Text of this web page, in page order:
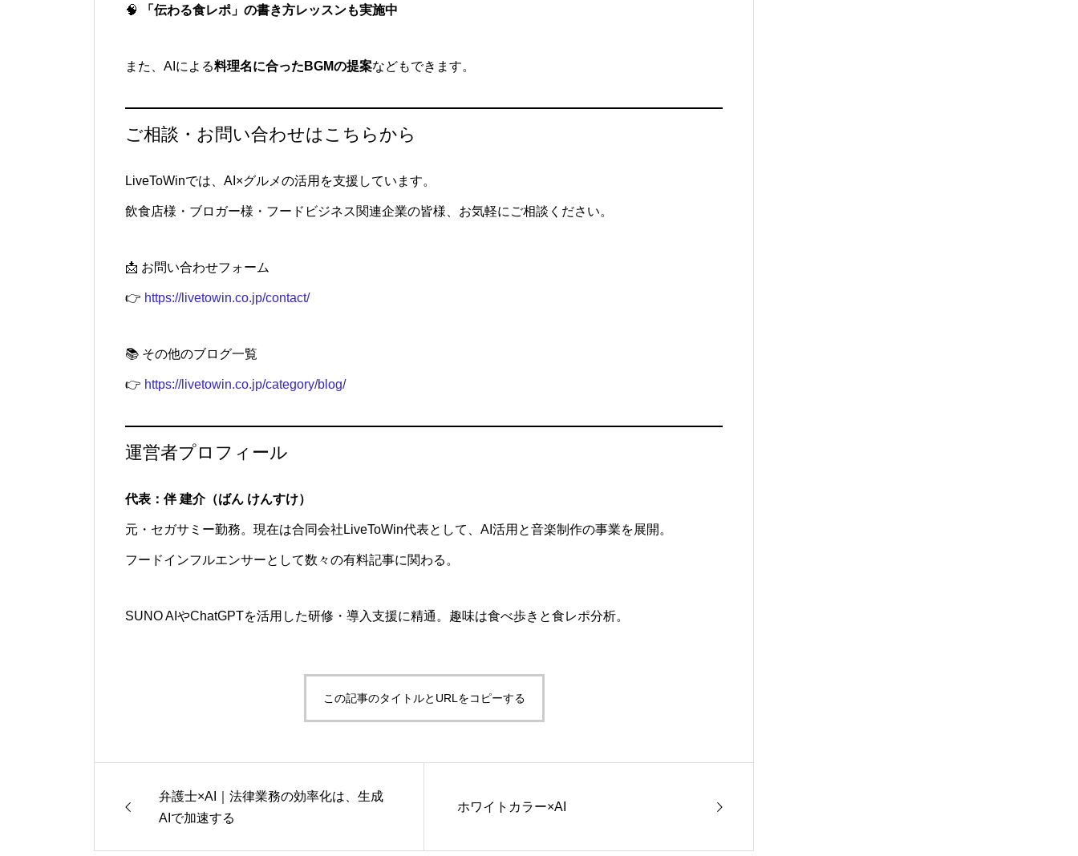
🧠 「伝わる食レポ」の書き方レッスンも実施中
また、AIによる料理名に合ったBGMの提案などもできます。
ご相談・お問い合わせはこちらから
LiveToWinでは、AI×グルメの活用を支援しています。
飲食店様・ブロガー様・フードビジネス関連企業の皆様、お気軽にご相談ください。
📩 お問い合わせフォーム
👉 https://livetowin.co.jp/contact/
📚 その他のブログ一覧
👉 https://livetowin.co.jp/category/blog/
運営者プロフィール
代表：伴 建介（ばん けんすけ）
元・セガサミー勤務。現在は合同会社LiveToWin代表として、AI活用と音楽制作の事業を展開。
フードインフルエンサーとして数々の有料記事に関わる。
SUNO AIやChatGPTを活用した研修・導入支援に精通。趣味は食べ歩きと食レポ分析。
この記事のタイトルとURLをコピーする
弁護士×AI｜法律業務の効率化は、生成
AIで加速する
ホワイトカラー×AI